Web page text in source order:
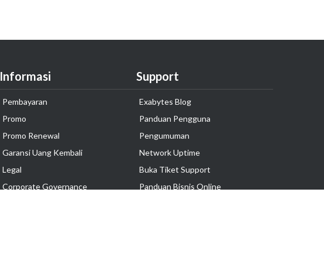
Informasi
Pembayaran
Promo
Promo Renewal
Garansi Uang Kembali
Legal
Corporate Governance
Support
Exabytes Blog
Panduan Pengguna
Pengumuman
Network Uptime
Buka Tiket Support
Panduan Bisnis Online